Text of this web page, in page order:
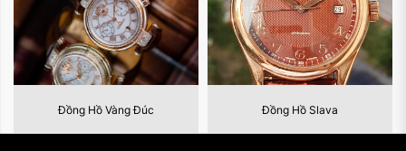
Đồng Hồ Vàng Đúc Đồng Hồ Slava